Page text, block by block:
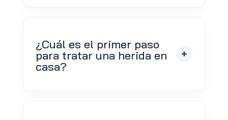
¿Cuál es el primer paso
para tratar una herida en
casa?